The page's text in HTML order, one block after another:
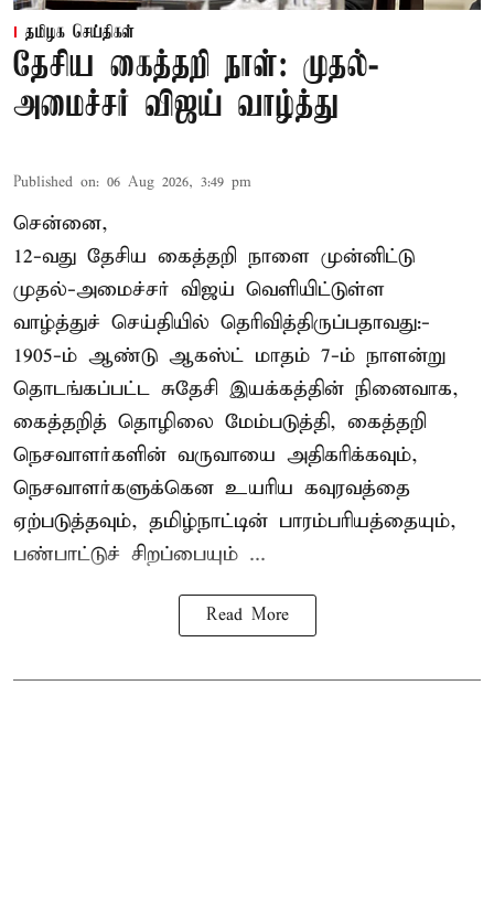
தமிழக செய்திகள்
தேசிய கைத்தறி நாள்: முதல்-
அமைச்சர் விஜய் வாழ்த்து
Published on: 06 Aug 2026, 3:49 pm
சென்னை,
12-வது தேசிய கைத்தறி நாளை முன்னிட்டு
முதல்-அமைச்சர் விஜய் வெளியிட்டுள்ள
வாழ்த்துச் செய்தியில் தெரிவித்திருப்பதாவது:-
1905-ம் ஆண்டு ஆகஸ்ட் மாதம் 7-ம் நாளன்று
தொடங்கப்பட்ட சுதேசி இயக்கத்தின் நினைவாக,
கைத்தறித் தொழிலை மேம்படுத்தி, கைத்தறி
நெசவாளர்களின் வருவாயை அதிகரிக்கவும்,
நெசவாளர்களுக்கென உயரிய கவுரவத்தை
ஏற்படுத்தவும், தமிழ்நாட்டின் பாரம்பரியத்தையும்,
பண்பாட்டுச் சிறப்பையும் ...
Read More